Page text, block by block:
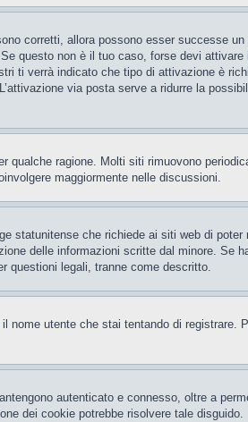
corretti, allora possono esser successe
questo non è il tuo caso, forse devi
ti verrà indicato che tipo di attivazione è
via posta serve a ridurre la
ragione. Molti siti rimuovono
maggiormente nelle discussioni.
statunitense che richiede ai siti web di
delle informazioni scritte dal minore.
questioni legali, tranne come descritto.
utente che stai tentando di
autenticato e connesso, oltre a
dei cookie potrebbe risolvere tale disguido.